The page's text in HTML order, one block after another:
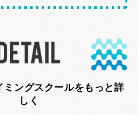
ミングスクールをもっと詳
しく